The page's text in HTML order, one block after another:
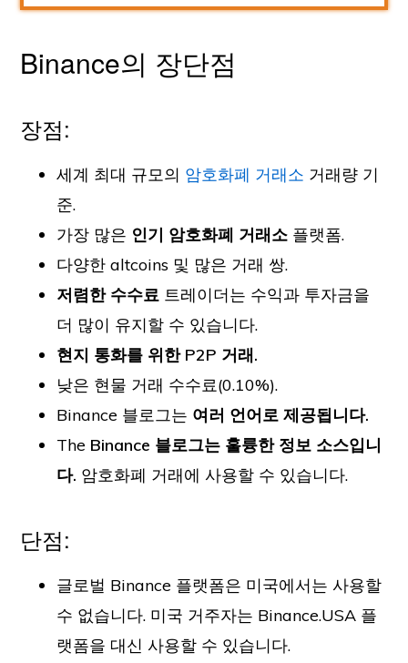
Binance의 장단점
장점:
세계 최대 규모의 암호화폐 거래소 거래량 기
준.
가장 많은 인기 암호화폐 거래소 플랫폼.
다양한 altcoins 및 많은 거래 쌍.
저렴한 수수료 트레이더는 수익과 투자금을
더 많이 유지할 수 있습니다.
현지 통화를 위한 P2P 거래.
낮은 현물 거래 수수료(0.10%).
Binance 블로그는 여러 언어로 제공됩니다.
The Binance 블로그는 훌륭한 정보 소스입니
다. 암호화폐 거래에 사용할 수 있습니다.
단점:
글로벌 Binance 플랫폼은 미국에서는 사용할
수 없습니다. 미국 거주자는 Binance.USA 플
랫폼을 대신 사용할 수 있습니다.